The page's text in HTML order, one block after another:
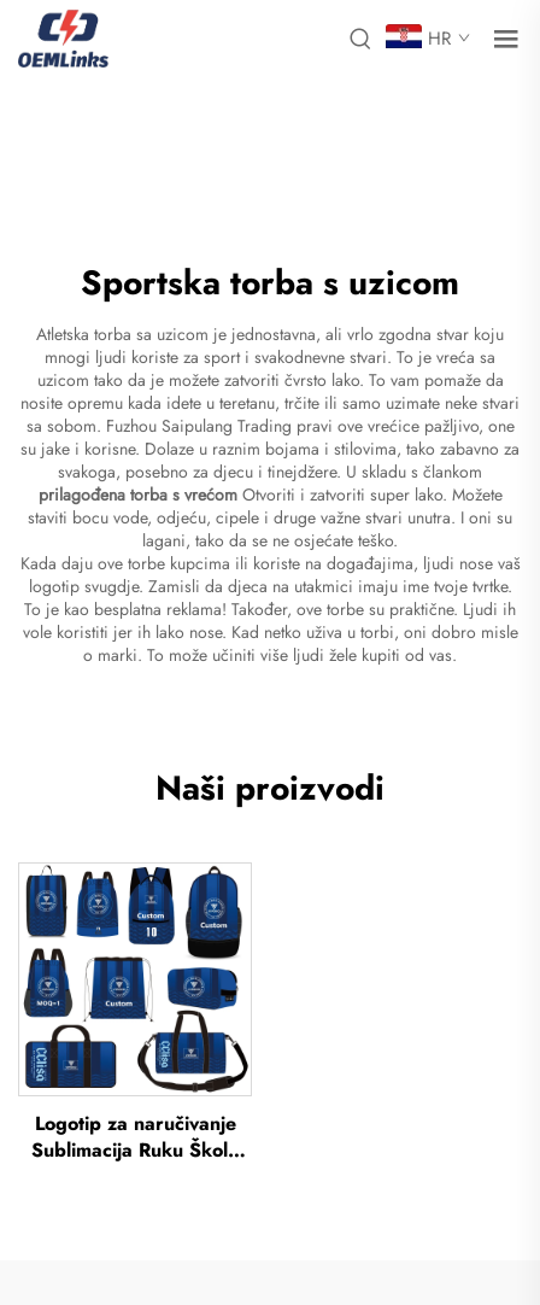
HR
Sportska torba s uzicom
Atletska torba sa uzicom je jednostavna, ali vrlo zgodna stvar koju
mnogi ljudi koriste za sport i svakodnevne stvari. To je vreća sa
uzicom tako da je možete zatvoriti čvrsto lako. To vam pomaže da
nosite opremu kada idete u teretanu, trčite ili samo uzimate neke stvari
sa sobom. Fuzhou Saipulang Trading pravi ove vrećice pažljivo, one
su jake i korisne. Dolaze u raznim bojama i stilovima, tako zabavno za
svakoga, posebno za djecu i tinejdžere. U skladu s člankom
prilagođena torba s vrećom Otvoriti i zatvoriti super lako. Možete
staviti bocu vode, odjeću, cipele i druge važne stvari unutra. I oni su
lagani, tako da se ne osjećate teško.
Kada daju ove torbe kupcima ili koriste na događajima, ljudi nose vaš
logotip svugdje. Zamisli da djeca na utakmici imaju ime tvoje tvrtke.
To je kao besplatna reklama! Također, ove torbe su praktične. Ljudi ih
vole koristiti jer ih lako nose. Kad netko uživa u torbi, oni dobro misle
o marki. To može učiniti više ljudi žele kupiti od vas.
Naši proizvodi
Logotip za naručivanje
Sublimacija Ruku Škola